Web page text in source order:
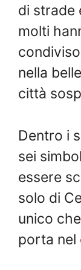
di strade
molti
nella
città
Dentro i
sei
essere
solo di
unico
porta nel